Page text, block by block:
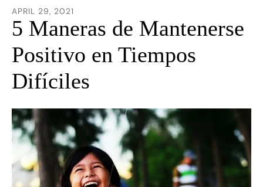
APRIL 29, 2021
5 Maneras de Mantenerse
Positivo en Tiempos
Difíciles